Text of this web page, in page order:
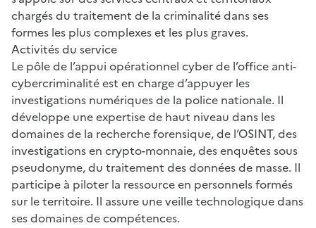
chargés du traitement de la criminalité dans ses
formes les plus complexes et les plus graves.
Activités du service
Le pôle de l’appui opérationnel cyber de l’office anti-
cybercriminalité est en charge d’appuyer les
investigations numériques de la police nationale. Il
développe une expertise de haut niveau dans les
domaines de la recherche forensique, de l’OSINT, des
investigations en crypto-monnaie, des enquêtes sous
pseudonyme, du traitement des données de masse. Il
participe à piloter la ressource en personnels formés
sur le territoire. Il assure une veille technologique dans
ses domaines de compétences.